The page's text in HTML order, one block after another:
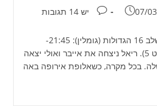
07/ תגובות:
יש 14 תגובות
כדורגל: ליגת האלופות - שלב 16 הגדולות (גומלין): 21:45-
נאפולי-ריאל מדריד (ספורט 5). ריאל ניצחה את אייבר ואולי יצאה
בכל מקרה, כשאלופת אירופה באה